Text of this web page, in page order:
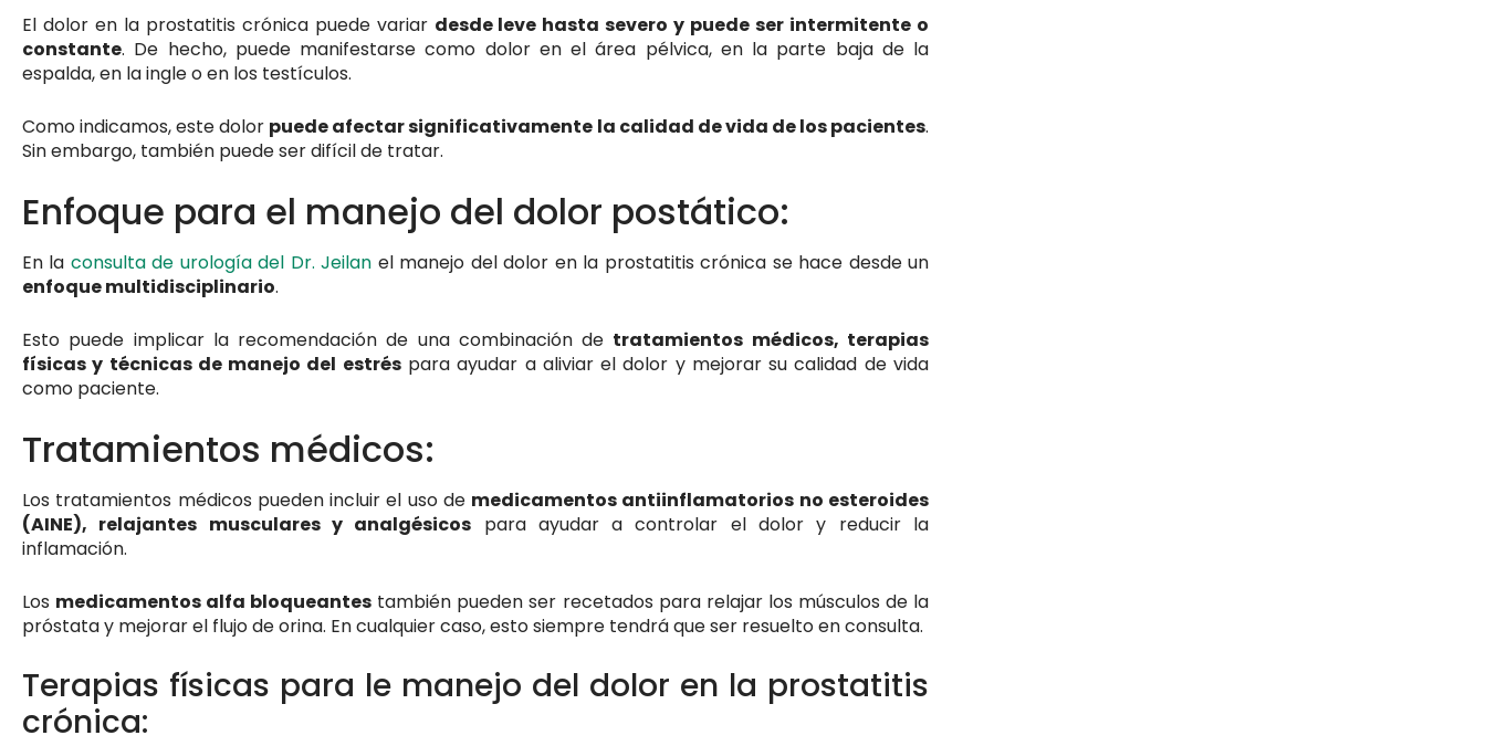
El dolor en la prostatitis crónica puede variar desde leve hasta severo y puede ser intermitente o
constante. De hecho, puede manifestarse como dolor en el área pélvica, en la parte baja de la
espalda, en la ingle o en los testículos.
Como indicamos, este dolor puede afectar significativamente la calidad de vida de los pacientes.
Sin embargo, también puede ser difícil de tratar.
Enfoque para el manejo del dolor postático:
En la consulta de urología del Dr. Jeilan el manejo del dolor en la prostatitis crónica se hace desde un
enfoque multidisciplinario.
Esto puede implicar la recomendación de una combinación de tratamientos médicos, terapias
físicas y técnicas de manejo del estréspara ayudar a aliviar el dolor y mejorar su calidad de vida
como paciente.
Tratamientos médicos:
Los tratamientos médicos pueden incluir el uso de medicamentos antiinflamatorios no esteroides
(AINE), relajantes musculares y analgésicos para ayudar a controlar el dolor y reducir la
inflamación.
Los medicamentos alfa bloqueantes también pueden ser recetados para relajar los músculos de la
próstata y mejorar el flujo de orina. En cualquier caso, esto siempre tendrá que ser resuelto en consulta.
Terapias físicas para le manejo del dolor en la prostatitis
crónica: